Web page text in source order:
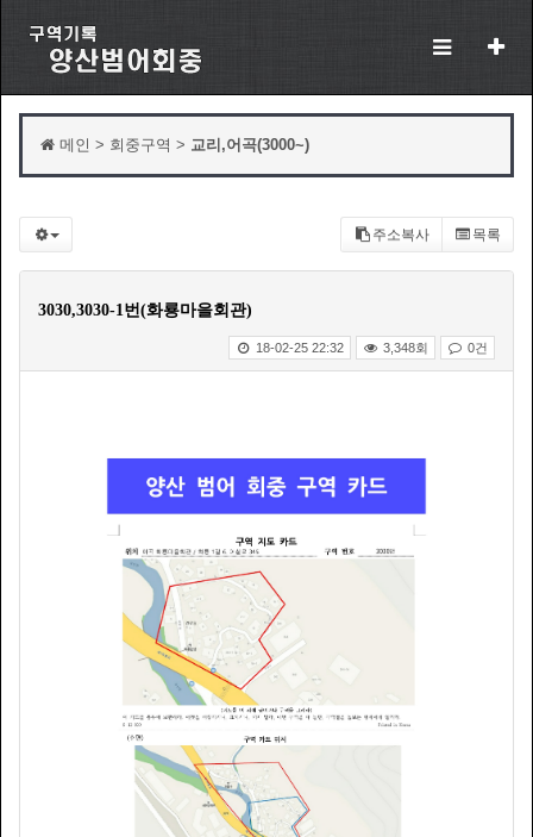
메인 > 회중구역 > 교리,어곡(3000~)
주소복사 목록
3030,3030-1번(화룡마을회관)
18-02-25 22:32 3,348회 0건